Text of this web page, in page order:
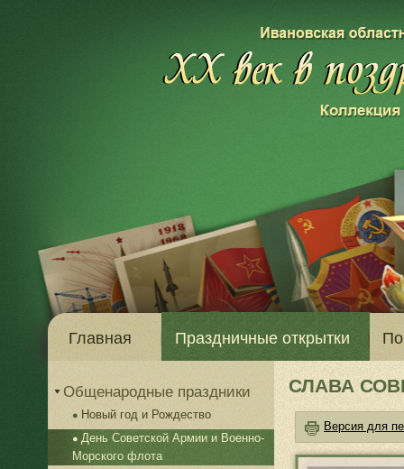
Главная Праздничные открытки
Общенародные праздники
Новый год и Рождество
День Советской Армии и Военно-
Морского флота
СЛАВА
Версия для